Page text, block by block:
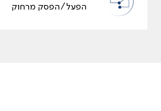
הפעל/הפסק מרחוק